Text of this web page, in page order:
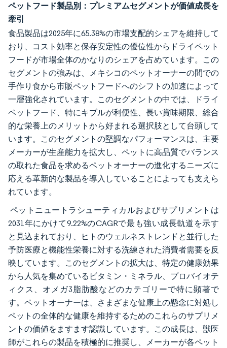
ペットフード製品別：プレミアムセグメントが価値成長を
牽引
食品製品は2025年に65.38%の市場支配的シェアを維持して
おり、コスト効率と保存安定性の優位性からドライペット
フードが市場全体のかなりのシェアを占めています。この
セグメントの強みは、メキシコのペットオーナーの間での
手作り食から市販ペットフードへのシフトの加速によって
一層強化されています。このセグメントの中では、ドライ
ペットフード、特にキブルが利便性、長い賞味期限、総合
的な栄養上のメリットから好まれる選択肢として台頭して
います。このセグメントの堅調なパフォーマンスは、主要
メーカーが生産能力を拡大し、ペットに高品質でバランス
の取れた食品を求めるペットオーナーの進化するニーズに
応える革新的な製品を導入していることによっても支えら
れています。
ペットニュートラシューティカルおよびサプリメントは
2031年にかけて9.22%のCAGRで最も強い成長軌道を示す
と見込まれており、ヒトのウェルネストレンドと並行した
予防医療と機能性栄養に対する洗練された消費者需要を反
映しています。このセグメントの拡大は、特定の健康効果
から人気を集めているビタミン・ミネラル、プロバイオテ
ィクス、オメガ3脂肪酸などのカテゴリーで特に顕著で
す。ペットオーナーは、さまざまな健康上の懸念に対処し
ペットの全体的な健康を維持するためのこれらのサプリメ
ントの価値をますます認識しています。この成長は、獣医
師がこれらの製品を積極的に推奨し、メーカーが各ペット